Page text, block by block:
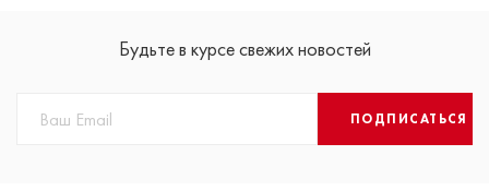
Будьте в курсе свежих новостей
ПОДПИСАТЬСЯ